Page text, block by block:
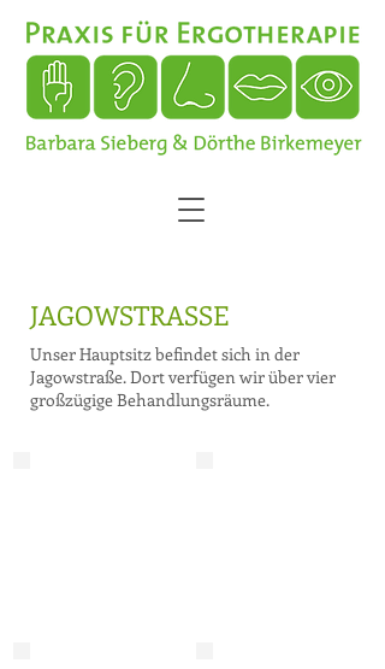
JAGOWSTRASSE
Unser Hauptsitz befindet sich in der
Jagowstraße. Dort verfügen wir über vier
großzügige Behandlungsräume.